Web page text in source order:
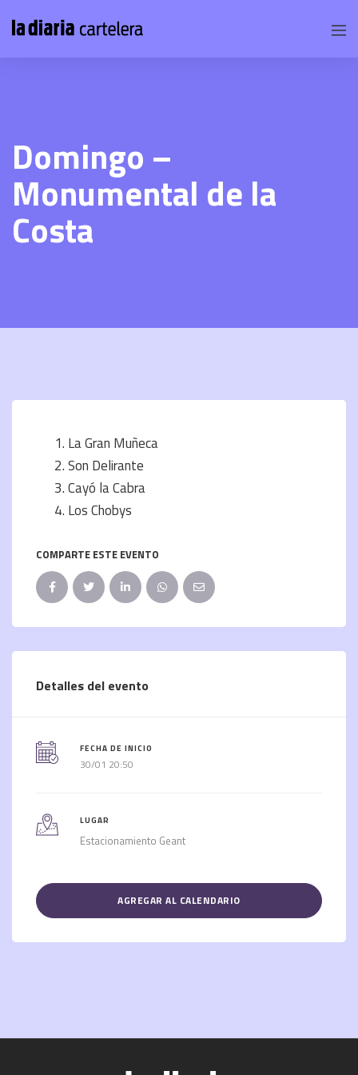
Domingo –
Monumental de la
Costa
La Gran Muñeca
Son Delirante
Cayó la Cabra
Los Chobys
COMPARTE ESTE EVENTO
Detalles del evento
FECHA DE INICIO
30/01 20:50
LUGAR
Estacionamiento Geant
AGREGAR AL CALENDARIO